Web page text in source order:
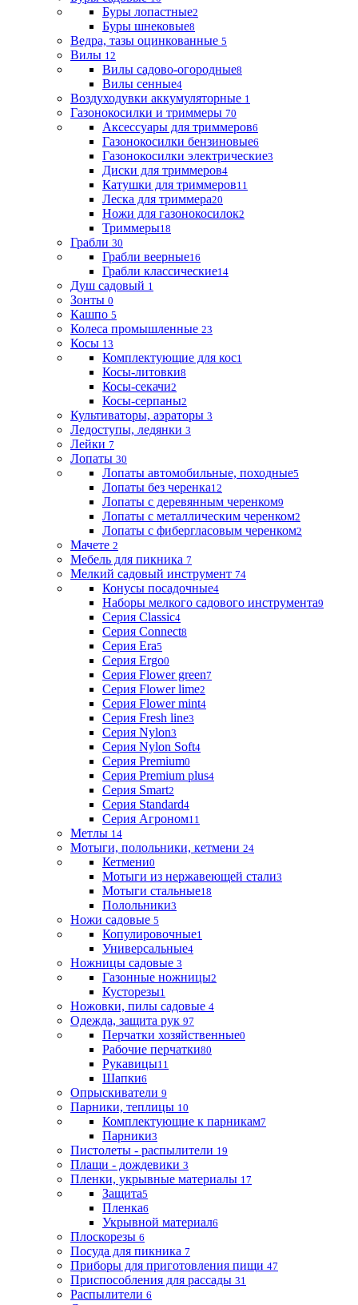
Буры лопастные2
Буры шнековые8
Ведра, тазы оцинкованные 5
Вилы 12
Вилы садово-огородные8
Вилы сенные4
Воздуходувки аккумуляторные 1
Газонокосилки и триммеры 70
Аксессуары для триммеров6
Газонокосилки бензиновые6
Газонокосилки электрические3
Диски для триммеров4
Катушки для триммеров11
Леска для триммера20
Ножи для газонокосилок2
Триммеры18
Грабли 30
Грабли веерные16
Грабли классические14
Душ садовый 1
Зонты 0
Кашпо 5
Колеса промышленные 23
Косы 13
Комплектующие для кос1
Косы-литовки8
Косы-секачи2
Косы-серпаны2
Культиваторы, аэраторы 3
Ледоступы, ледянки 3
Лейки 7
Лопаты 30
Лопаты автомобильные, походные5
Лопаты без черенка12
Лопаты с деревянным черенком9
Лопаты с металлическим черенком2
Лопаты с фибергласовым черенком2
Мачете 2
Мебель для пикника 7
Мелкий садовый инструмент 74
Конусы посадочные4
Наборы мелкого садового инструмента9
Серия Classic4
Серия Connect8
Серия Era5
Серия Ergo0
Серия Flower green7
Серия Flower lime2
Серия Flower mint4
Серия Fresh line3
Серия Nylon3
Серия Nylon Soft4
Серия Premium0
Серия Premium plus4
Серия Smart2
Серия Standard4
Серия Агроном11
Метлы 14
Мотыги, полольники, кетмени 24
Кетмени0
Мотыги из нержавеющей стали3
Мотыги стальные18
Полольники3
Ножи садовые 5
Копулировочные1
Универсальные4
Ножницы садовые 3
Газонные ножницы2
Кусторезы1
Ножовки, пилы садовые 4
Одежда, защита рук 97
Перчатки хозяйственные0
Рабочие перчатки80
Рукавицы11
Шапки6
Опрыскиватели 9
Парники, теплицы 10
Комплектующие к парникам7
Парники3
Пистолеты - распылители 19
Плащи - дождевики 3
Пленки, укрывные материалы 17
Защита5
Пленка6
Укрывной материал6
Плоскорезы 6
Посуда для пикника 7
Приборы для приготовления пищи 47
Приспособления для рассады 31
Распылители 6